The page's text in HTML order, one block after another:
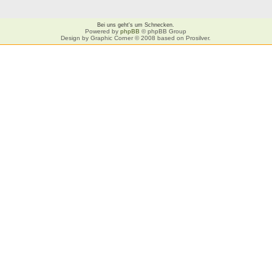
Bei uns geht's um Schnecken.
Powered byphpBB © phpBB Group
Design by Graphic Corner © 2008 based on Prosilver.